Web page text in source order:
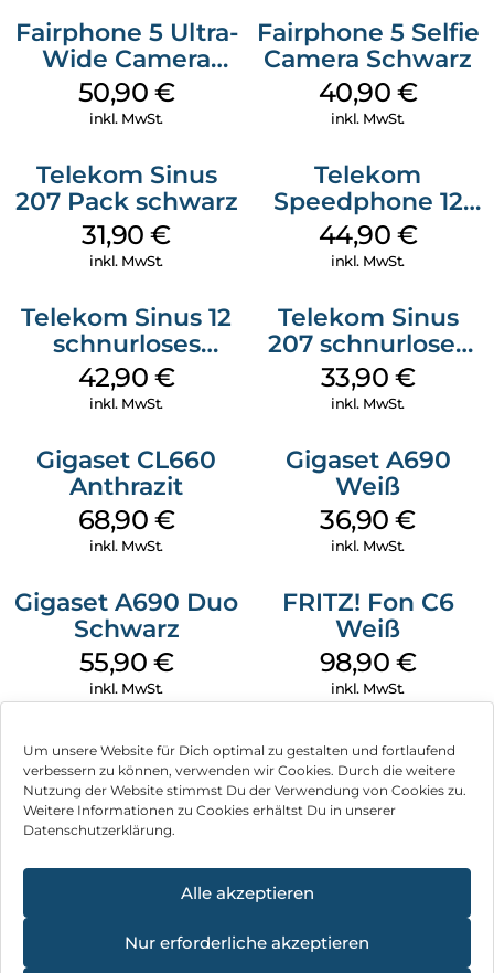
Um unsere Website für Dich optimal zu gestalten und fortlaufend
verbessern zu können, verwenden wir Cookies. Durch die weitere
Nutzung der Website stimmst Du der Verwendung von Cookies zu.
Weitere Informationen zu Cookies erhältst Du in unserer
Datenschutzerklärung.
Alle akzeptieren
Nur erforderliche akzeptieren
Fairphone 5 Ultra-
Wide Camera
Schwarz
50,90 €
inkl. MwSt.
Fairphone 5 Selfie
Camera Schwarz
40,90 €
inkl. MwSt.
Telekom Sinus
207 Pack schwarz
31,90€
inkl. MwSt.
Telekom
Speedphone 12
Petrol
44,90 €
inkl. MwSt.
Telekom Sinus 12
schnurloses
Analog Telefon
Schwarz
42,90 €
inkl. MwSt.
Telekom Sinus
207 schnurloses
analog Telefon
Schwarz
33,90 €
inkl. MwSt.
Gigaset CL660
Anthrazit
68,90 €
inkl. MwSt.
Gigaset A690
Weiß
36,90€
inkl. MwSt.
Gigaset A690 Duo
Schwarz
55,90 €
inkl. MwSt.
FRITZ! Fon C6
Weiß
98,90 €
inkl. MwSt.
Impressum